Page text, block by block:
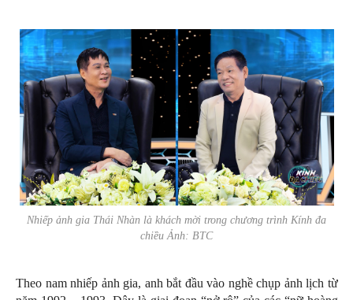
Nhiếp ảnh gia Thái Nhàn là khách mời trong chương trìnhKính đa
chiềuẢnh: BTC
Theo nam nhiếp ảnh gia, anh bắt đầu vào nghề chụp ảnh lịch từ